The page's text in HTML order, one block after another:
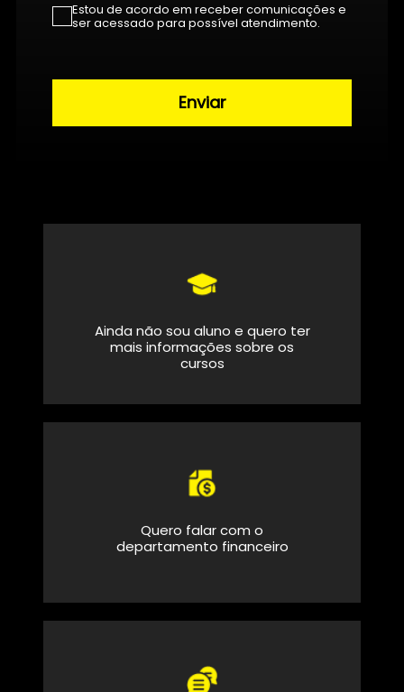
Estou de acordo em receber comunicações e
ser acessado para possível atendimento.
Ainda não sou aluno e quero ter
mais informações sobre os
cursos
Quero falar com o
departamento financeiro